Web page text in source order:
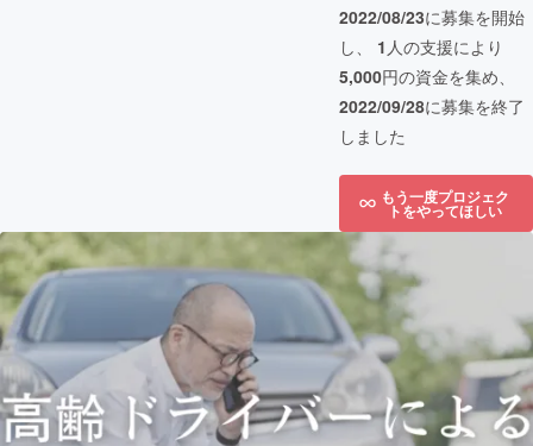
2022/08/23に募集を開始
し、 1 人の支援により
5,000円の資金を集め、
2022/09/28に募集を終了
しました
もう一度プロジェク
トをやってほしい